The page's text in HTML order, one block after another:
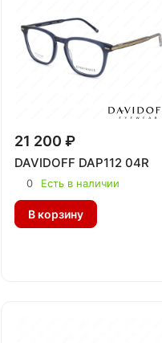
21 200 ₽
DAVIDOFF DAP112 04R
0 Есть в наличии
В корзину